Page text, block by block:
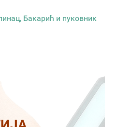
Бакарић и пуковник